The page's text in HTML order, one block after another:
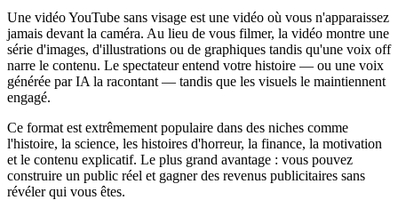
Une vidéo YouTube sans visage est une vidéo où vous n'apparaissez
jamais devant la caméra. Au lieu de vous filmer, la vidéo montre une
série d'images, d'illustrations ou de graphiques tandis qu'une voix off
narre le contenu. Le spectateur entend votre histoire — ou une voix
générée par IA la racontant — tandis que les visuels le maintiennent
engagé.
Ce format est extrêmement populaire dans des niches comme
l'histoire, la science, les histoires d'horreur, la finance, la motivation
et le contenu explicatif. Le plus grand avantage : vous pouvez
construire un public réel et gagner des revenus publicitaires sans
révéler qui vous êtes.